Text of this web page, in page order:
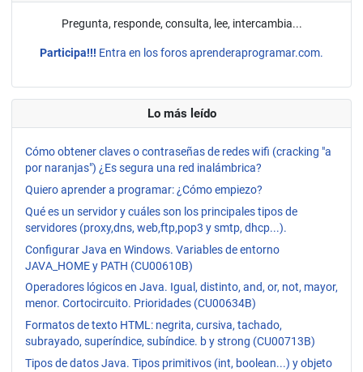
Pregunta, responde, consulta, lee, intercambia...
Participa!!! Entra en los foros aprenderaprogramar.com.
Lo más leído
Cómo obtener claves o contraseñas de redes wifi (cracking "a
por naranjas") ¿Es segura una red inalámbrica?
Quiero aprender a programar: ¿Cómo empiezo?
Qué es un servidor y cuáles son los principales tipos de
servidores (proxy,dns, web,ftp,pop3 y smtp, dhcp...).
Configurar Java en Windows. Variables de entorno
JAVA_HOME y PATH (CU00610B)
Operadores lógicos en Java. Igual, distinto, and, or, not, mayor,
menor. Cortocircuito. Prioridades (CU00634B)
Formatos de texto HTML: negrita, cursiva, tachado,
subrayado, superíndice, subíndice. b y strong (CU00713B)
Tipos de datos Java. Tipos primitivos (int, boolean...) y objeto